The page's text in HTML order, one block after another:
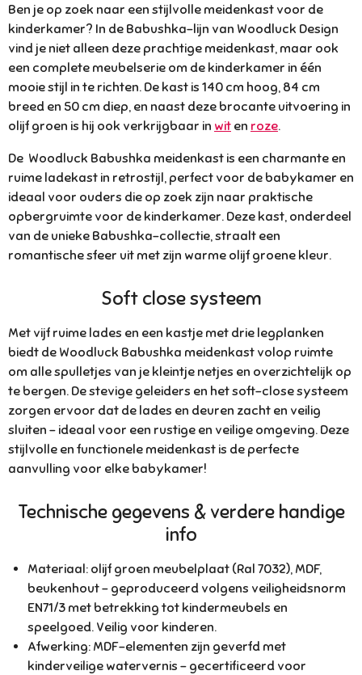
Ben je op zoek naar een stijlvolle meidenkast voor de
kinderkamer? In de Babushka-lijn van Woodluck Design
vind je niet alleen deze prachtige meidenkast, maar ook
een complete meubelserie om de kinderkamer in één
mooie stijl in te richten. De kast is 140 cm hoog, 84 cm
breed en 50 cm diep, en naast deze brocante uitvoering in
olijf groen is hij ook verkrijgbaar in wit en roze.
De Woodluck Babushka meidenkast is een charmante en
ruime ladekast in retrostijl, perfect voor de babykamer en
ideaal voor ouders die op zoek zijn naar praktische
opbergruimte voor de kinderkamer. Deze kast, onderdeel
van de unieke Babushka-collectie, straalt een
romantische sfeer uit met zijn warme olijf groene kleur.
Soft close systeem
Met vijf ruime lades en een kastje met drie legplanken
biedt de Woodluck Babushka meidenkast volop ruimte
om alle spulletjes van je kleintje netjes en overzichtelijk op
te bergen. De stevige geleiders en het soft-close systeem
zorgen ervoor dat de lades en deuren zacht en veilig
sluiten – ideaal voor een rustige en veilige omgeving. Deze
stijlvolle en functionele meidenkast is de perfecte
aanvulling voor elke babykamer!
Technische gegevens & verdere handige
info
Materiaal: olijf groen meubelplaat (Ral 7032), MDF,
beukenhout - geproduceerd volgens veiligheidsnorm
EN71/3 met betrekking tot kindermeubels en
speelgoed. Veilig voor kinderen.
Afwerking: MDF-elementen zijn geverfd met
kinderveilige watervernis - gecertificeerd voor